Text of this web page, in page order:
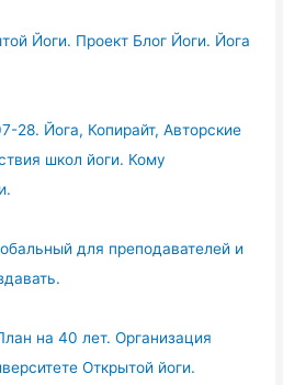
Йоги. Проект Блог Йоги. Йога
Йога, Копирайт, Авторские
школ йоги. Кому
для преподавателей и
на 40 лет. Организация
Открытой йоги.